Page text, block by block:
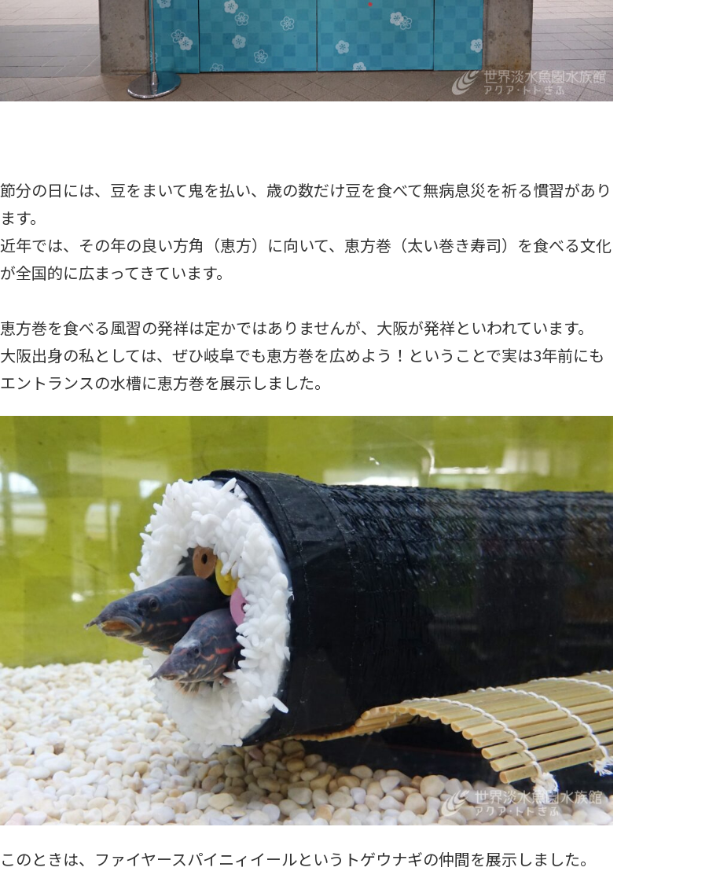
節分の日には、豆をまいて鬼を払い、歳の数だけ豆を食べて無病息災を祈る慣習があり
ます。
近年では、その年の良い方角（恵方）に向いて、恵方巻（太い巻き寿司）を食べる文化
が全国的に広まってきています。
恵方巻を食べる風習の発祥は定かではありませんが、大阪が発祥といわれています。
大阪出身の私としては、ぜひ岐阜でも恵方巻を広めよう！ということで実は3年前にも
エントランスの水槽に恵方巻を展示しました。
このときは、ファイヤースパイニィイールというトゲウナギの仲間を展示しました。